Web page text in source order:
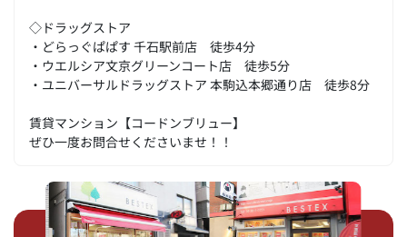
◇ドラッグストア
・どらっぐぱぱす 千石駅前店 徒歩4分
・ウエルシア文京グリーンコート店 徒歩5分
・ユニバーサルドラッグストア 本駒込本郷通り店 徒歩8分
賃貸マンション【コードンブリュー】
ぜひ一度お問合せくださいませ！！